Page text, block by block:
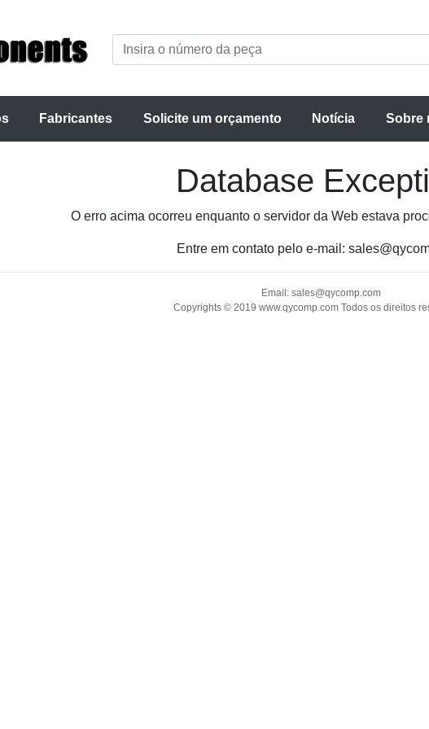
Fabricantes Solicite um orçamento Notícia Sobre
Database
O erro acima ocorreu enquanto o servidor da Web estava
Entre em contato pelo e-mail:
Email: sales@qycomp.com
Copyrights © 2019 www.qycomp.com Todos os direitos